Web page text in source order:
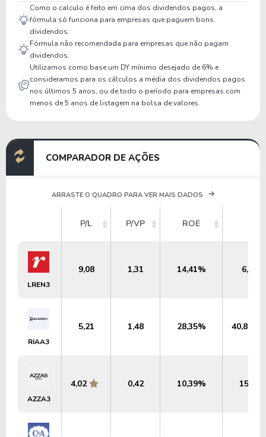
Como o calculo é feito em cima dos dividendos pagos, a
fórmula só funciona para empresas que paguem bons
dividendos.
Fórmula não recomendada para empresas que não pagam
dividendos.
Utilizamos como base um DY mínimo desejado de 6% e
consideramos para os cálculos a média dos dividendos pagos
nos últimos 5 anos, ou de todo o período para empresas com
menos de 5 anos de listagem na bolsa de valores.
COMPARADOR DE AÇÕES
ARRASTE O QUADRO PARA VER MAIS DADOS
P/L P/VP ROE
LREN3
9,08 1,31 14,41% 6,67%
RIAA3
5,21 1,48 28,35% 40,89%
AZZA3
4,02 0,42 10,39%